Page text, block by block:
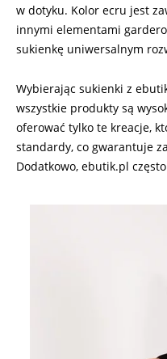
w dotyku. Kolor ecru jest
innymi elementami
sukienkę uniwersalnym
Wybierając sukienki z
wszystkie produkty są
oferować tylko te kreacje,
standardy, co gwarantuje
Dodatkowo, ebutik.pl